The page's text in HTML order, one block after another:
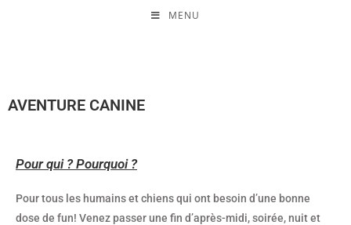
MENU
AVENTURE CANINE
Pour qui ? Pourquoi ?
Pour tous les humains et chiens qui ont besoin d’une bonne
dose de fun! Venez passer une fin d’après-midi, soirée, nuit et